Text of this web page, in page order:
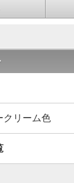
リーム色